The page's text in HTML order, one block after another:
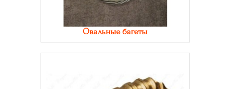
Овальные багеты